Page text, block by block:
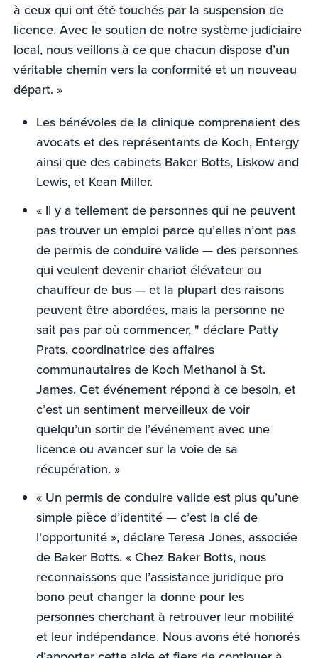
à ceux qui ont été touchés par la suspension de
licence. Avec le soutien de notre système judiciaire
local, nous veillons à ce que chacun dispose d’un
véritable chemin vers la conformité et un nouveau
départ. »
Les bénévoles de la clinique comprenaient des
avocats et des représentants de Koch, Entergy
ainsi que des cabinets Baker Botts, Liskow and
Lewis, et Kean Miller.
« Il y a tellement de personnes qui ne peuvent
pas trouver un emploi parce qu’elles n’ont pas
de permis de conduire valide — des personnes
qui veulent devenir chariot élévateur ou
chauffeur de bus — et la plupart des raisons
peuvent être abordées, mais la personne ne
sait pas par où commencer, " déclare Patty
Prats, coordinatrice des affaires
communautaires de Koch Methanol à St.
James. Cet événement répond à ce besoin, et
c’est un sentiment merveilleux de voir
quelqu’un sortir de l’événement avec une
licence ou avancer sur la voie de sa
récupération. »
« Un permis de conduire valide est plus qu’une
simple pièce d’identité — c’est la clé de
l’opportunité », déclare Teresa Jones, associée
de Baker Botts. « Chez Baker Botts, nous
reconnaissons que l’assistance juridique pro
bono peut changer la donne pour les
personnes cherchant à retrouver leur mobilité
et leur indépendance. Nous avons été honorés